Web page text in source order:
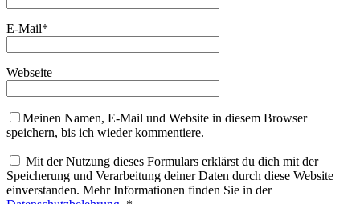
E-Mail*
Webseite
Meinen Namen, E-Mail und Website in diesem Browser
speichern, bis ich wieder kommentiere.
Mit der Nutzung dieses Formulars erklärst du dich mit der
Speicherung und Verarbeitung deiner Daten durch diese Website
einverstanden. Mehr Informationen finden Sie in der